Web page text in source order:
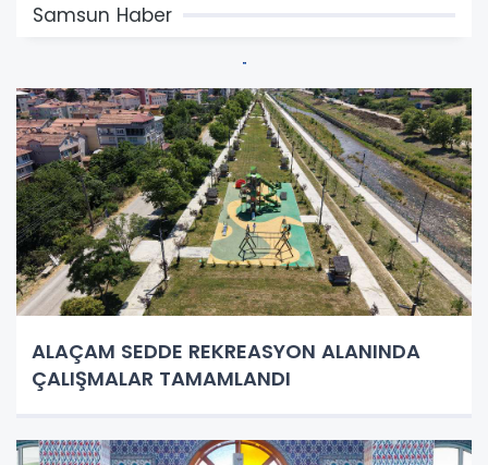
Samsun Haber
ALAÇAM SEDDE REKREASYON ALANINDA
ÇALIŞMALAR TAMAMLANDI